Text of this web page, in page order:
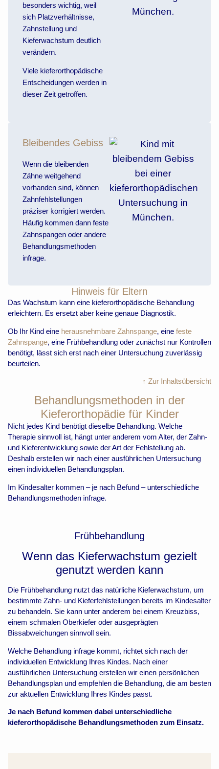
besonders wichtig, weil
sich Platzverhältnisse,
Zahnstellung und
Kieferwachstum deutlich
verändern.
Viele kieferorthopädische
Entscheidungen werden in
dieser Zeit getroffen.
Bleibendes Gebiss
Wenn die bleibenden
Zähne weitgehend
vorhanden sind, können
Zahnfehlstellungen
präziser korrigiert werden.
Häufig kommen dann feste
Zahnspangen oder andere
Behandlungsmethoden
infrage.
Hinweis für Eltern
Das Wachstum kann eine kieferorthopädische Behandlung
erleichtern. Es ersetzt aber keine genaue Diagnostik.
Ob Ihr Kind eine herausnehmbare Zahnspange, eine feste
Zahnspange, eine Frühbehandlung oder zunächst nur Kontrollen
benötigt, lässt sich erst nach einer Untersuchung zuverlässig
beurteilen.
↑ Zur Inhaltsübersicht
Behandlungsmethoden in der
Kieferorthopädie für Kinder
Nicht jedes Kind benötigt dieselbe Behandlung. Welche
Therapie sinnvoll ist, hängt unter anderem vom Alter, der Zahn-
und Kieferentwicklung sowie der Art der Fehlstellung ab.
Deshalb erstellen wir nach einer ausführlichen Untersuchung
einen individuellen Behandlungsplan.
Im Kindesalter kommen – je nach Befund – unterschiedliche
Behandlungsmethoden infrage.
Frühbehandlung
Wenn das Kieferwachstum gezielt
genutzt werden kann
Die Frühbehandlung nutzt das natürliche Kieferwachstum, um
bestimmte Zahn- und Kieferfehlstellungen bereits im Kindesalter
zu behandeln. Sie kann unter anderem bei einem Kreuzbiss,
einem schmalen Oberkiefer oder ausgeprägten
Bissabweichungen sinnvoll sein.
Welche Behandlung infrage kommt, richtet sich nach der
individuellen Entwicklung Ihres Kindes. Nach einer
ausführlichen Untersuchung erstellen wir einen persönlichen
Behandlungsplan und empfehlen die Behandlung, die am besten
zur aktuellen Entwicklung Ihres Kindes passt.
Je nach Befund kommen dabei unterschiedliche
kieferorthopädische Behandlungsmethoden zum Einsatz.